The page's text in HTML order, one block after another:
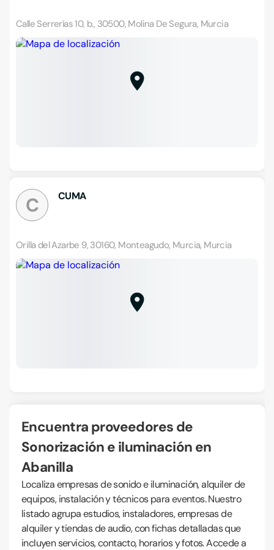
Calle Serrerías 10, b., 30500, Molina De Segura, Murcia
C CUMA
Orilla del Azarbe 9, 30160, Monteagudo, Murcia, Murcia
Encuentra proveedores de
Sonorización e iluminación en
Abanilla
Localiza empresas de sonido e iluminación, alquiler de
equipos, instalación y técnicos para eventos. Nuestro
listado agrupa estudios, instaladores, empresas de
alquiler y tiendas de audio, con fichas detalladas que
incluyen servicios, contacto, horarios y fotos. Accede a